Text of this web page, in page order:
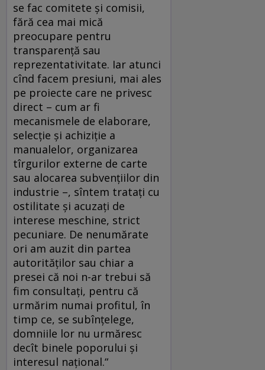
se fac comitete și comisii,
fără cea mai mică
preocupare pentru
transparență sau
reprezentativitate. Iar atunci
cînd facem presiuni, mai ales
pe proiecte care ne privesc
direct – cum ar fi
mecanismele de elaborare,
selecție și achiziție a
manualelor, organizarea
tîrgurilor externe de carte
sau alocarea subvențiilor din
industrie –, sîntem tratați cu
ostilitate și acuzați de
interese meschine, strict
pecuniare. De nenumărate
ori am auzit din partea
autorităților sau chiar a
presei că noi n-ar trebui să
fim consultați, pentru că
urmărim numai profitul, în
timp ce, se subînțelege,
domniile lor nu urmăresc
decît binele poporului și
interesul național.“